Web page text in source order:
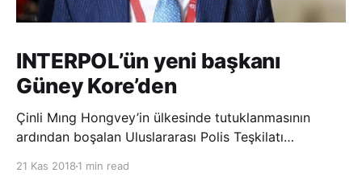
INTERPOL’ün yeni başkanı
Güney Kore’den
Çinli Mıng Hongvey’in ülkesinde tutuklanmasının
ardından boşalan Uluslararası Polis Teşkilatı
21 Kas 2018 1 min read